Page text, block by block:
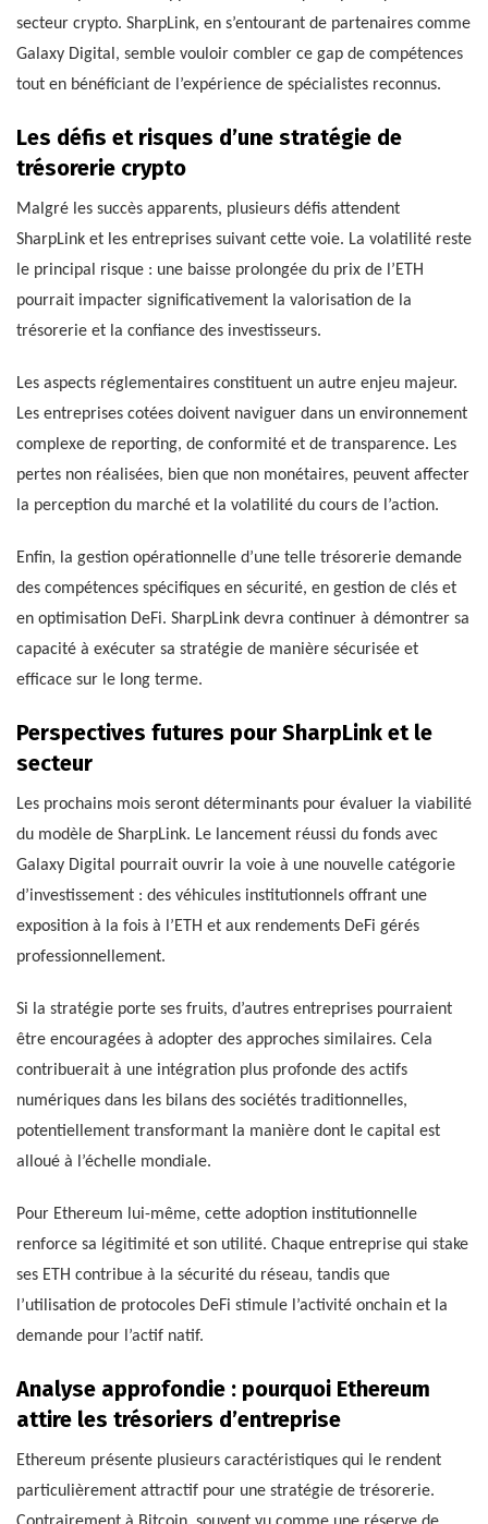
secteur crypto. SharpLink, en s’entourant de partenaires comme
Galaxy Digital, semble vouloir combler ce gap de compétences
tout en bénéficiant de l’expérience de spécialistes reconnus.
Les défis et risques d’une stratégie de
trésorerie crypto
Malgré les succès apparents, plusieurs défis attendent
SharpLink et les entreprises suivant cette voie. La volatilité reste
le principal risque : une baisse prolongée du prix de l’ETH
pourrait impacter significativement la valorisation de la
trésorerie et la confiance des investisseurs.
Les aspects réglementaires constituent un autre enjeu majeur.
Les entreprises cotées doivent naviguer dans un environnement
complexe de reporting, de conformité et de transparence. Les
pertes non réalisées, bien que non monétaires, peuvent affecter
la perception du marché et la volatilité du cours de l’action.
Enfin, la gestion opérationnelle d’une telle trésorerie demande
des compétences spécifiques en sécurité, en gestion de clés et
en optimisation DeFi. SharpLink devra continuer à démontrer sa
capacité à exécuter sa stratégie de manière sécurisée et
efficace sur le long terme.
Perspectives futures pour SharpLink et le
secteur
Les prochains mois seront déterminants pour évaluer la viabilité
du modèle de SharpLink. Le lancement réussi du fonds avec
Galaxy Digital pourrait ouvrir la voie à une nouvelle catégorie
d’investissement : des véhicules institutionnels offrant une
exposition à la fois à l’ETH et aux rendements DeFi gérés
professionnellement.
Si la stratégie porte ses fruits, d’autres entreprises pourraient
être encouragées à adopter des approches similaires. Cela
contribuerait à une intégration plus profonde des actifs
numériques dans les bilans des sociétés traditionnelles,
potentiellement transformant la manière dont le capital est
alloué à l’échelle mondiale.
Pour Ethereum lui-même, cette adoption institutionnelle
renforce sa légitimité et son utilité. Chaque entreprise qui stake
ses ETH contribue à la sécurité du réseau, tandis que
l’utilisation de protocoles DeFi stimule l’activité onchain et la
demande pour l’actif natif.
Analyse approfondie : pourquoi Ethereum
attire les trésoriers d’entreprise
Ethereum présente plusieurs caractéristiques qui le rendent
particulièrement attractif pour une stratégie de trésorerie.